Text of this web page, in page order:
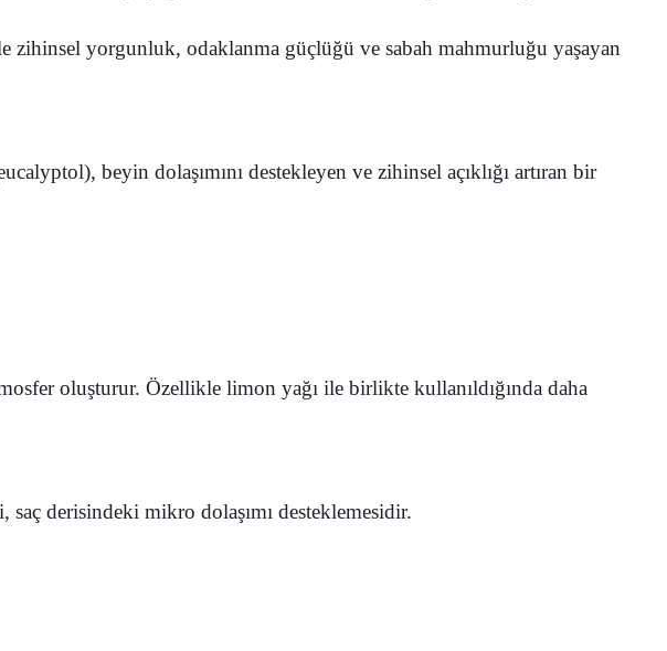
zihinsel yorgunluk, odaklanma güçlüğü ve sabah mahmurluğu yaşayan
beyin dolaşımını destekleyen ve zihinsel açıklığı artıran bir
oluşturur. Özellikle limon yağı ile birlikte kullanıldığında daha
derisindeki mikro dolaşımı desteklemesidir.